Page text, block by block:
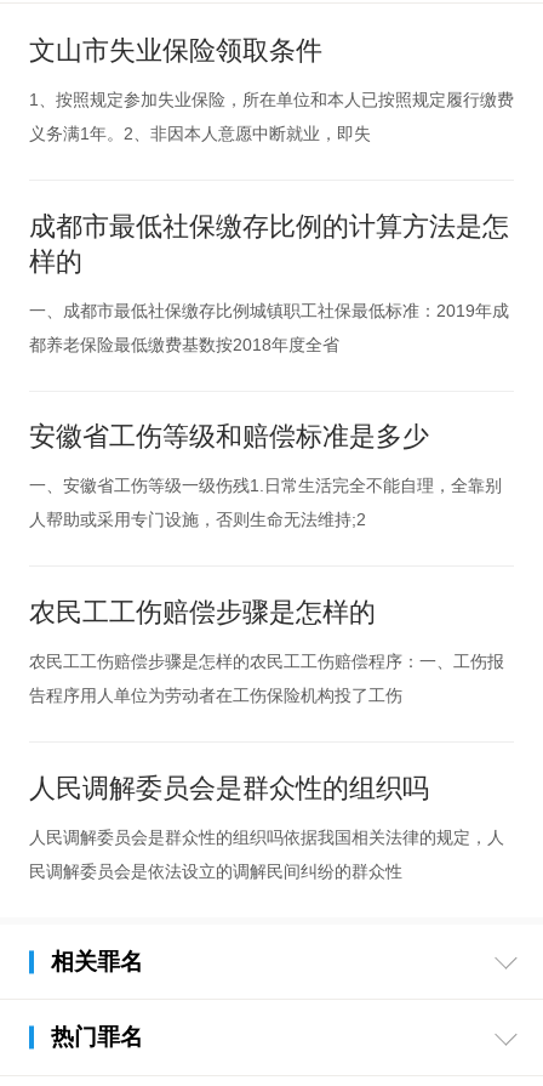
文山市失业保险领取条件
1、按照规定参加失业保险，所在单位和本人已按照规定履行缴费
义务满1年。2、非因本人意愿中断就业，即失
成都市最低社保缴存比例的计算方法是怎
样的
一、成都市最低社保缴存比例城镇职工社保最低标准：2019年成
都养老保险最低缴费基数按2018年度全省
安徽省工伤等级和赔偿标准是多少
一、安徽省工伤等级一级伤残1.日常生活完全不能自理，全靠别
人帮助或采用专门设施，否则生命无法维持;2
农民工工伤赔偿步骤是怎样的
农民工工伤赔偿步骤是怎样的农民工工伤赔偿程序：一、工伤报
告程序用人单位为劳动者在工伤保险机构投了工伤
人民调解委员会是群众性的组织吗
人民调解委员会是群众性的组织吗依据我国相关法律的规定，人
民调解委员会是依法设立的调解民间纠纷的群众性
相关罪名
热门罪名